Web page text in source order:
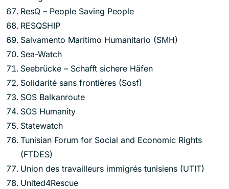
ResQ – People Saving People
RESQSHIP
Salvamento Marítimo Humanitario (SMH)
Sea-Watch
Seebrücke – Schafft sichere Häfen
Solidarité sans frontières (Sosf)
SOS Balkanroute
SOS Humanity
Statewatch
Tunisian Forum for Social and Economic Rights
(FTDES)
Union des travailleurs immigrés tunisiens (UTIT)
United4Rescue